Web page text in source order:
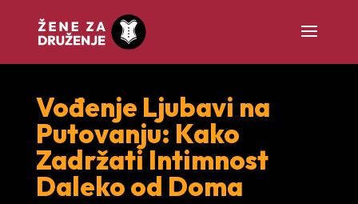
Vođenje Ljubavi na
Putovanju: Kako
Zadržati Intimnost
Daleko od Doma